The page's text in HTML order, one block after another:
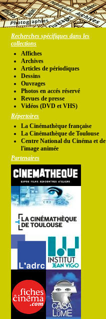
Recherches spécifiques dans les
collections
Affiches
Archives
Articles de périodiques
Dessins
Ouvrages
Photos en accés réservé
Revues de presse
Vidéos (DVD et VHS)
Répertoires
La Cinémathèque française
La Cinémathèque de Toulouse
Centre National du Cinéma et de
l'image animée
Partenaires